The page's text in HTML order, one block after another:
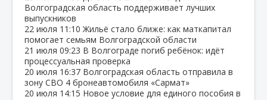
Волгоградская область поддерживает лучших
выпускников
22 июля 11:10 Жильё стало ближе: как маткапитал
помогает семьям Волгоградской области
21 июля 09:23 В Волгограде погиб ребёнок: идёт
процессуальная проверка
20 июля 16:37 Волгоградская область отправила в
зону СВО 4 бронеавтомобиля «Сармат»
20 июля 14:15 Новое условие для единого пособия в